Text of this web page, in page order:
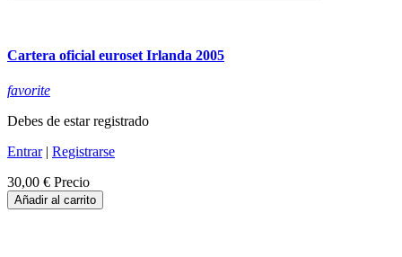
Cartera oficial euroset Irlanda 2005
favorite
Debes de estar registrado
Entrar| Registrarse
30,00 € Precio
Añadir al carrito